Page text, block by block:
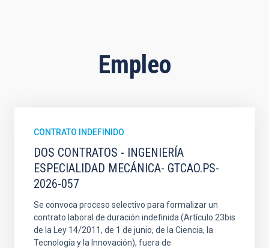
Empleo
CONTRATO INDEFINIDO
DOS CONTRATOS - INGENIERÍA
ESPECIALIDAD MECÁNICA- GTCAO.PS-
2026-057
Se convoca proceso selectivo para formalizar un
contrato laboral de duración indefinida (Artículo 23bis
de la Ley 14/2011, de 1 de junio, de la Ciencia, la
Tecnología y la Innovación), fuera de